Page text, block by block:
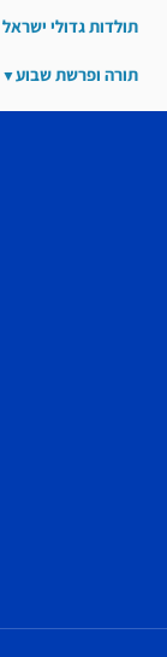
תולדות גדולי ישראל
תורה ופרשת שבוע